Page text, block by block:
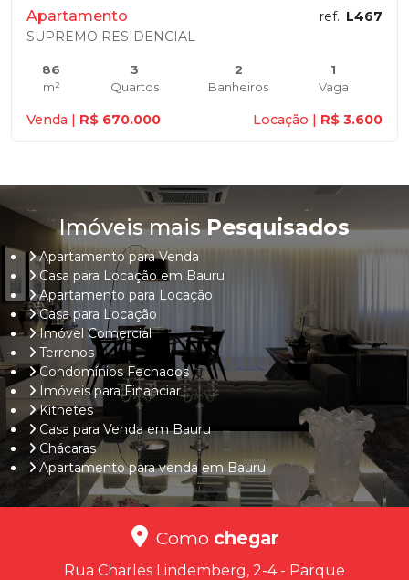
Apartamento ref.: L467
SUPREMO RESIDENCIAL
86
m²
3
Quartos
2
Banheiros
1
Vaga
Venda | R$ 670.000 Locação | R$ 3.600
Imóveis maisPesquisados
Apartamento para Venda
Casa para Locação em Bauru
Apartamento para Locação
Casa para Locação
Imóvel Comercial
Terrenos
Condomínios Fechados
Imóveis para Financiar
Kitnetes
Casa para Venda em Bauru
Chácaras
Apartamento para venda em Bauru
Como chegar
Rua Charles Lindemberg, 2-4 - Parque